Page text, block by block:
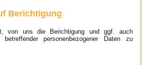
von uns die Berichtigung und ggf. auch
betreffender personenbezogener Daten zu